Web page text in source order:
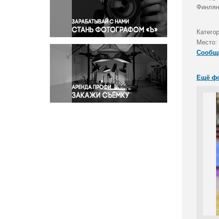
Правосудие
Происшествия и конфликты
Религия
Светская жизнь
Спорт
Экология
Экономика и бизнес
Место:
Ещё